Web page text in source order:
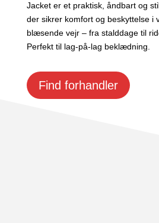
Jacket er et praktisk, åndbart og
der sikrer komfort og beskyttelse i
blæsende vejr – fra stalddage til
Perfekt til lag-på-lag beklædning.
Find forhandler